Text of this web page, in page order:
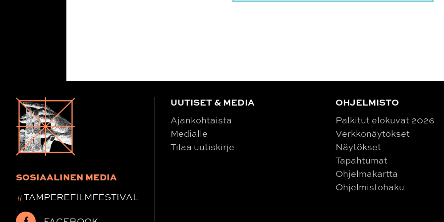
SOSIAALINEN MEDIA
#TAMPEREFILMFESTIVAL
UUTISET & MEDIA
Ajankohtaista
Medialle
Tilaa uutiskirje
OHJELMISTO
Palkitut elokuvat 2026
Verkkonäytökset
Näytökset
Tapahtumat
Ohjelmakartta
Ohjelmistohaku